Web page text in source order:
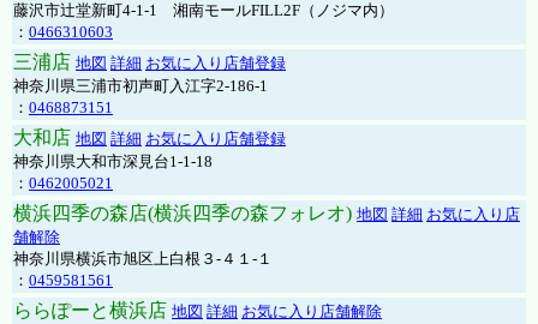
藤沢市辻堂新町4-1-1 湘南モールFILL2F（ノジマ内）
： 0466310603
三浦店 地図 詳細 お気に入り店舗登録
神奈川県三浦市初声町入江字2-186-1
： 0468873151
大和店 地図 詳細 お気に入り店舗登録
神奈川県大和市深見台1-1-18
： 0462005021
横浜四季の森店(横浜四季の森フォレオ) 地図 詳細 お気に入り店
舗解除
神奈川県横浜市旭区上白根３-４１-１
： 0459581561
ららぽーと横浜店 地図 詳細 お気に入り店舗解除